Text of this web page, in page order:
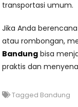
transportasi umum.
Jika Anda
atau rombongan,
Bandung bisa
praktis dan
Tagged Bandung